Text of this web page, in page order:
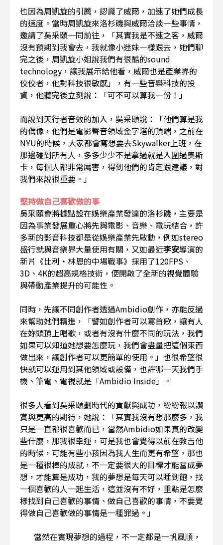
也因為周凱旋的引薦，認識了威爾，加速了她們成長
的速度。當時周凱旋來洛杉磯與威爾洽談一些事情，
邀請了吳采頤一同前往，「其實我是不速之客，威爾
沒有預期到我會去，我就像小迷妹一樣跟去，她們聊
完之後，周凱旋小姐說我們有很酷的sound
technology，讓我展示給他看，威爾也是產業界的
佼佼者，他對科技很敏感」，有一些音樂科技的投
資，他聽完後立刻說：「可不可以算我一份！」
而說到天行者音效的加入，吳采頤說：「他們算是我
的偶像，他們是電影聲音領域金字塔的頂端，之前在
NYU的時候，大家都會寫想要去Skywalker上班，在
那邊碰到所有人，多多少少不是拿過就是入圍過奧斯
卡，每個人都非常厲害，得到他們的肯定跟建議，對
我們來說很重要。」
堅持做自己喜歡做的事
吳采頤會將據點設在娛樂產業發達的洛杉磯，主要是
因為事業發展重心將先與電影、音樂、電玩結合，許
多新的影音科技都是從娛樂產業先啟動，例如stereo
盛行就與音樂界大量使用有關，又如最近李安導演的
新片《比利・林恩的中場戰事》採用了120FPS、
3D、4K的超高規格技術，便開啟了全新的視覺體驗
與帶動產業提升的可能性。
同時，先讓不同創作者透過Ambidio創作，亦能反過
來幫助她們精進，「譬如創作者可以寫首歌，讓有人
在妳頭頂上唱歌，或者有沒有什麼不同的玩法，我們
如果可以知道她想要怎麼玩，我們會盡量把這個東西
做出來，讓創作者可以更簡單的使用。」也很希望很
快就可以運用到其他領域或設備，也許哪一天我們手
機、筆電、電視就是「Ambidio Inside」。
很多人看到吳采頤劃時代的貢獻與成功，紛紛報以讚
賞與更高的期待，她說：「其實我沒有想那麼多，我
只是一直都很喜歡而已，當然Ambidio如果真的改變
些什麼，那我很幸運，可是我也會覺得以前在教吉他
的時候，可能有些小孩因為我人生而更有希望，那也
是一種很棒的成就，不一定要很大的目標才能當成夢
想，才能算是成功，我的夢想是每天可以睡到飽，找
一個喜歡的人一起生活，這並沒有不好，重點是怎麼
樣找到自己喜歡的事情、做自己喜歡的事情，不要覺
得做自己喜歡做的事情是一種罪過。」
當然在實現夢想的過程，不一定都是一帆風順，